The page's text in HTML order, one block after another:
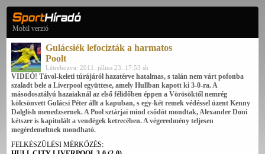
Mobil verzió
Gulácsiék lefocizták a harmatos
Poolt
Létrehozva: 2011. július 23. 17:53 sh
VIDEÓ! Távol-keleti túrájáról hazatérve hatalmas, s talán nem várt pofonba
szaladt bele a Liverpool együttese, amely Hullban kapott ki 3-0-ra. A
másodosztályú hazaiaknál az első félidőben éppen a Vörösöktől nemrég
kölcsönvett Gulácsi Péter állt a kapuban, s egy-két remek védéssel üzent Kenny
Dalglish menedzsernek. A Pool sztárjai mind csődöt mondtak, Alexander Doni
kétszer is kapitulált a vendégek ketrecében. A végeredmény teljesen
megérdemeltnek mondható.
FELKÉSZÜLÉSI MÉRKŐZÉS: